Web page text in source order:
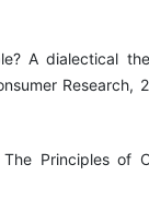
A dialectical
Research,
Principles of